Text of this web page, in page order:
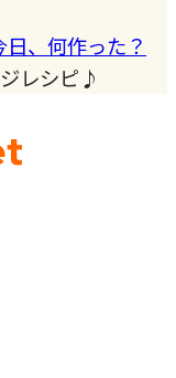
日、何作った？
レシピ♪